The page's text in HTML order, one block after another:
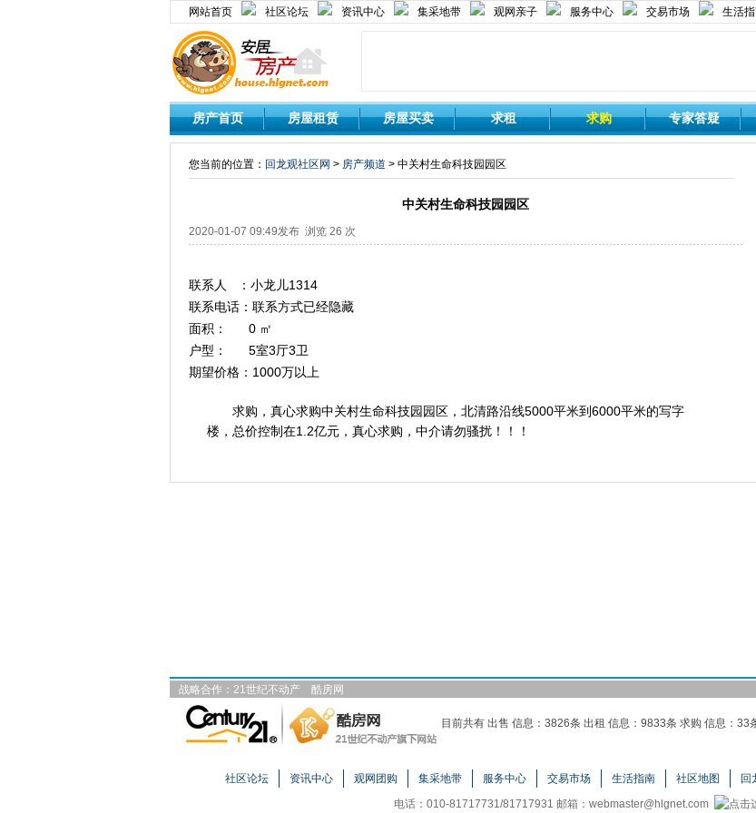
网站首页 社区论坛 资讯中心 集采地带 观网亲子 服务中心 交易市场 生活
房产首页 房屋租赁 房屋买卖 求租 求购 专家答疑
您当前的位置： 回龙观社区网 > 房产频道 > 中关村生命科技园园区
中关村生命科技园园区
2020-01-07 09:49发布 浏览 26 次
联系人 ：小龙儿1314
联系电话：联系方式已经隐藏
面积： 0 ㎡
户型： 5室3厅3卫
期望价格：1000万以上
求购，真心求购中关村生命科技园园区，北清路沿线5000平米到6000平米的写字
楼，总价控制在1.2亿元，真心求购，中介请勿骚扰！！！
战略合作： 21世纪不动产 酷房网
目前共有 出售 信息：3826条 出租 信息：9833条 求购 信息：33
社区论坛 资讯中心 观网团购 集采地带 服务中心 交易市场 生活指南 社区地图 回
电话：010-81717731/81717931 邮箱： webmaster@hlgnet.com